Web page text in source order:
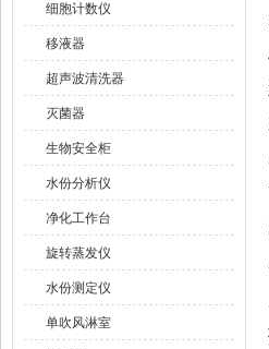
细胞计数仪
移液器
超声波清洗器
灭菌器
生物安全柜
水份分析仪
净化工作台
旋转蒸发仪
水份测定仪
单吹风淋室